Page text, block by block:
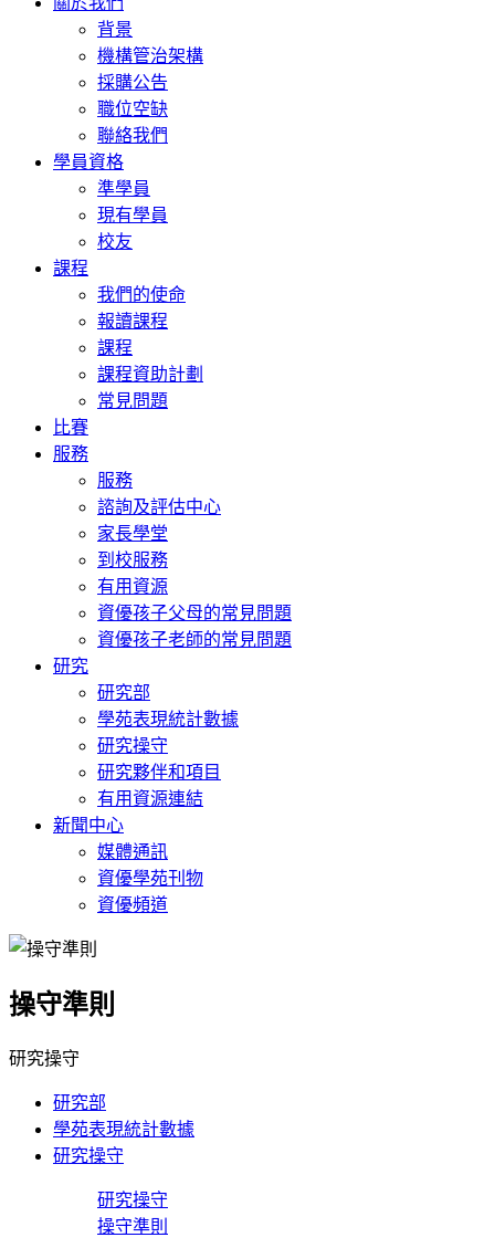
背景
機構管治架構
採購公告
職位空缺
聯絡我們
學員資格
準學員
現有學員
校友
課程
我們的使命
報讀課程
課程
課程資助計劃
常見問題
比賽
服務
服務
諮詢及評估中心
家長學堂
到校服務
有用資源
資優孩子父母的常見問題
資優孩子老師的常見問題
研究
研究部
學苑表現統計數據
研究操守
研究夥伴和項目
有用資源連結
新聞中心
媒體通訊
資優學苑刊物
資優頻道
操守準則
研究操守
研究部
學苑表現統計數據
研究操守
研究操守
操守準則